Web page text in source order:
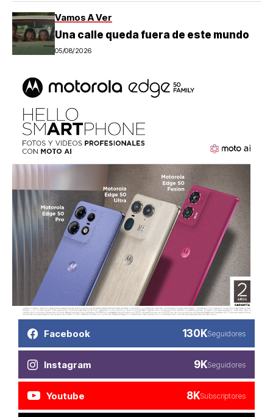
Vamos A Ver
Una calle queda fuera de este mundo
05/08/2026
Facebook 130KSeguidores
Instagram 9KSeguidores
Youtube 8KSubscriptores